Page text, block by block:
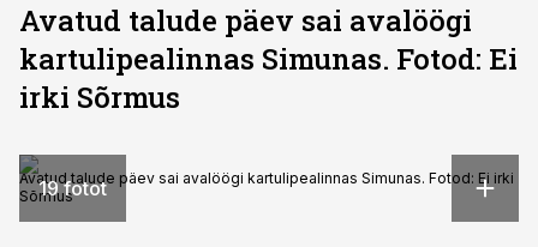
Avatud talude päev sai avalöögi
kartulipealinnas Simunas. Fotod: Ei
irki Sõrmus
19 fotot
Avatud talude päev sai avalöögi kartulipealinnas Simunas. Fotod: Ei irki
Sõrmus